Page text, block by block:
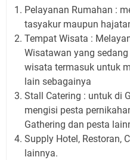
Pelayanan Rumahan :
tasyakur maupun
Tempat Wisata :
Wisatawan yang
wisata termasuk untuk
lain sebagainya
Stall Catering : untuk di
mengisi pesta
Gathering dan pesta
Supply Hotel, Restoran,
lainnya.